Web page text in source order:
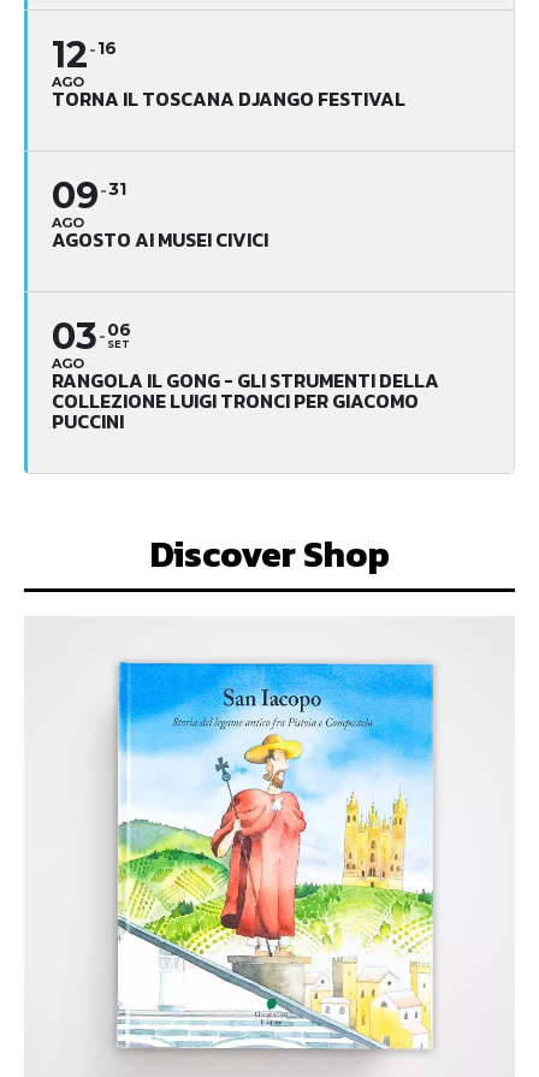
12
AGO
16
TORNA IL TOSCANA DJANGO FESTIVAL
09
AGO
31
AGOSTO AI MUSEI CIVICI
03
AGO
06
SET
RANGOLA IL GONG - GLI STRUMENTI DELLA
COLLEZIONE LUIGI TRONCI PER GIACOMO
PUCCINI
Discover Shop